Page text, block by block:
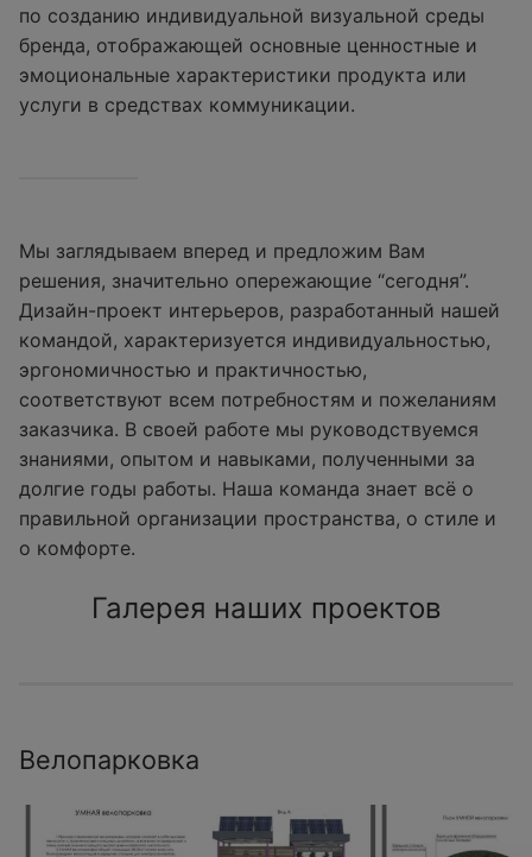
по созданию индивидуальной визуальной среды
бренда, отображающей основные ценностные и
эмоциональные характеристики продукта или
услуги в средствах коммуникации.
Мы заглядываем вперед и предложим Вам
решения, значительно опережающие “сегодня”.
Дизайн-проект интерьеров, разработанный нашей
командой, характеризуется индивидуальностью,
эргономичностью и практичностью,
соответствуют всем потребностям и пожеланиям
заказчика. В своей работе мы руководствуемся
знаниями, опытом и навыками, полученными за
долгие годы работы. Наша команда знает всё о
правильной организации пространства, о стиле и
о комфорте.
Галерея наших проектов
Велопарковка